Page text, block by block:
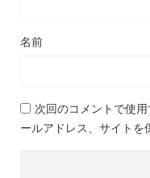
名前
次回のコメントで使
ールアドレス、サイトを